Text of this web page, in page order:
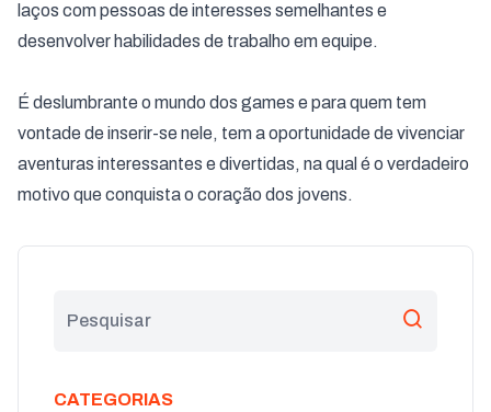
laços com pessoas de interesses semelhantes e
desenvolver habilidades de trabalho em equipe.
É deslumbrante o mundo dos games e para quem tem
vontade de inserir-se nele, tem a oportunidade de vivenciar
aventuras interessantes e divertidas, na qual é o verdadeiro
motivo que conquista o coração dos jovens.
CATEGORIAS